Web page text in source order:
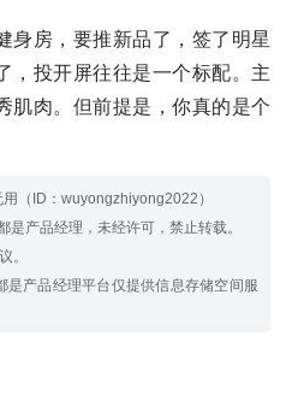
身房，要推新品了，签了明星
，投开屏往往是一个标配。主
肌肉。但前提是，你真的是个
（ID：wuyongzhiyong2022）
产品经理，未经许可，禁止转载。
。
产品经理平台仅提供信息存储空间服